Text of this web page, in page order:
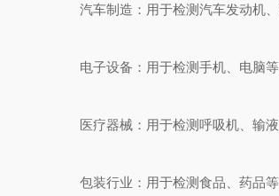
汽车制造：用于检测汽车发动机、
电子设备：用于检测手机、电脑等
医疗器械：用于检测呼吸机、输液
包装行业：用于检测食品、药品等